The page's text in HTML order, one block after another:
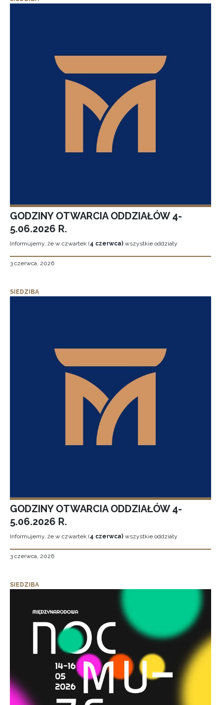
GODZINY OTWARCIA ODDZIAŁÓW 4-
5.06.2026 R.
Informujemy, że w czwartek (4 czerwca) wszystkie oddziały
3 czerwca, 2026
SIEDZIBA
GODZINY OTWARCIA ODDZIAŁÓW 4-
5.06.2026 R.
Informujemy, że w czwartek (4 czerwca) wszystkie oddziały
3 czerwca, 2026
SIEDZIBA